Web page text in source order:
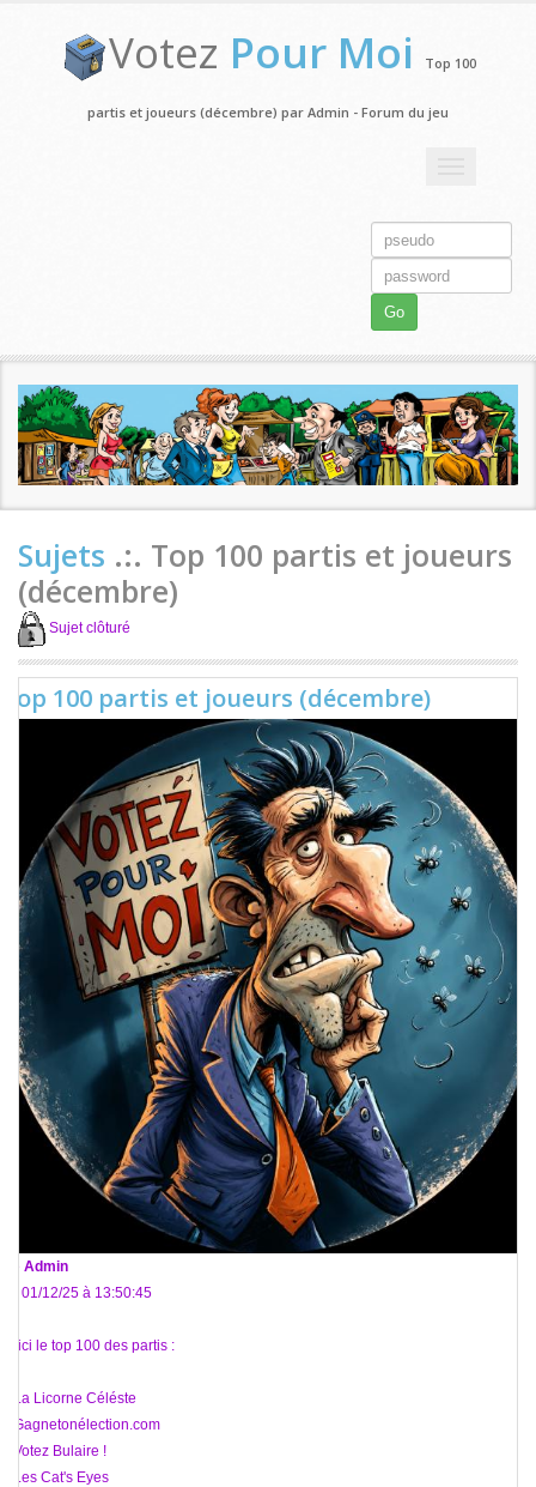
Votez Pour Moi Top 100
partis et joueurs (décembre) par Admin - Forum du jeu
Go
Sujets .:. Top 100 partis et joueurs
(décembre)
Sujet clôturé
Top 100 partis et joueurs (décembre)
Admin
Le 01/12/25 à 13:50:45
Voici le top 100 des partis :
1 La Licorne Céléste
2 Gagnetonélection.com
3 Votez Bulaire !
4 Les Cat's Eyes